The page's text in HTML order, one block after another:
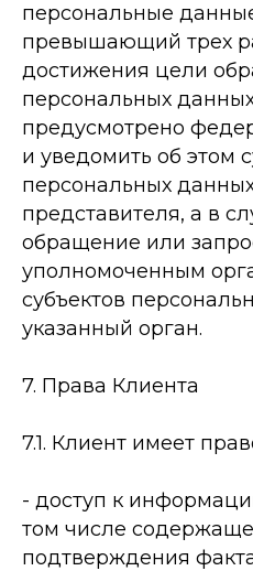
персональные
превышающий трех
достижения цели
персональных
предусмотрено
и уведомить об этом
персональных
представителя, а в
обращение или
уполномоченным
субъектов
указанный орган.
7. Права Клиента
7.1. Клиент имеет
-­ доступ к
том числе
подтверждения